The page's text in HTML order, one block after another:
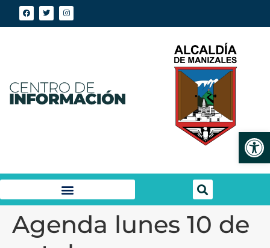
Agenda lunes 10 de